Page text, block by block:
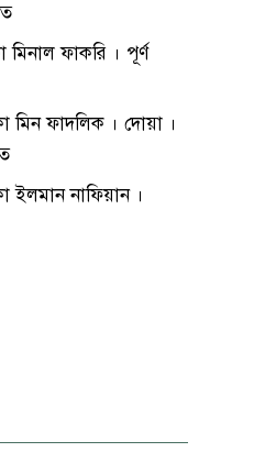
মিনাল ফাকরি । পূর্ণ
মিন ফাদলিক । দোয়া ।
ইলমান নাফিয়ান ।